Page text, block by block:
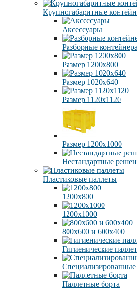
Крупногабаритные
Аксессуары
Разборные
Размер 1200х800
Размер 1020х640
Размер 1120х1120
Размер 1200х1000
Нестандартные
Пластиковые паллеты
1200х800
1200х1000
800х600 и 600х400
Гигиенические
Паллетные борта